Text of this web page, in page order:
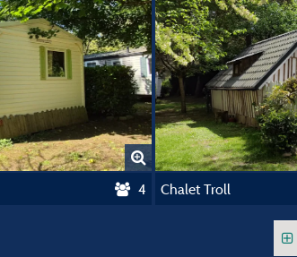
4 Chalet Troll